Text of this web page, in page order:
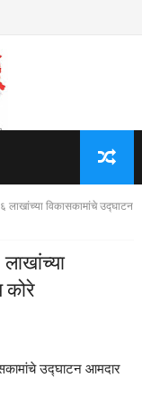
विकासकामांचे उद्घाटन
कोरे
उद्घाटन आमदार